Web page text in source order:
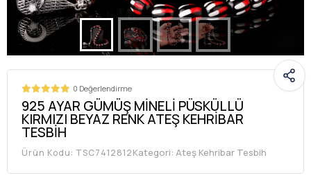
0 Değerlendirme
925 AYAR GÜMÜŞ MİNELİ PÜSKÜLLÜ
KIRMIZI BEYAZ RENK ATEŞ KEHRİBAR
TESBİH
Ürün Kodu: TSC7412812Kategori: Ateş Kehribar Tesbih